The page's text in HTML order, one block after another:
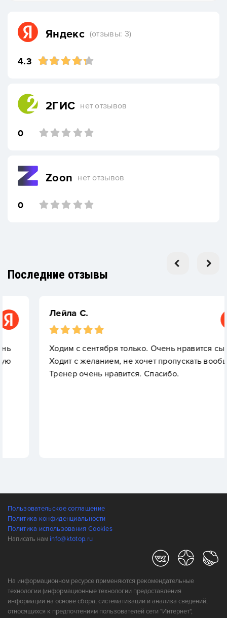
Яндекс (отзывы: 3)
4.3
2ГИС нет отзывов
0
Zoon нет отзывов
0
Последние отзывы
Лейла С.
Ходим с сентября только. Очень нравится сыну.
Ходит с желанием, не хочет пропускать вообще.
Тренер очень нравится. Спасибо.
Пользовательское соглашение
Политика конфиденциальности
Политика использования Cookies
Написать нам info@ktotop.ru
На информационном ресурсе применяются рекомендательные
технологии (информационные технологии предоставления
информации на основе сбора, систематизации и анализа сведений,
относящихся к предпочтениям пользователей сети "Интернет",